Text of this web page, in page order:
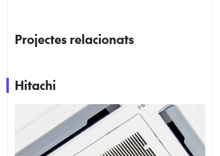
Projectes relacionats
Hitachi